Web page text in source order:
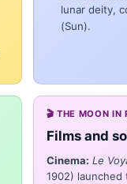
lunar deity,
(Sun).
🎬 THE MOON IN
Films and
Cinema: Le
1902)